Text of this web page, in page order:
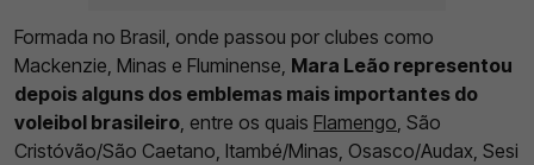
Formada no Brasil, onde passou por clubes como
Mackenzie, Minas e Fluminense, Mara Leão representou
depois alguns dos emblemas mais importantes do
voleibol brasileiro , entre os quais Flamengo , São
Cristóvão/São Caetano, Itambé/Minas, Osasco/Audax, Sesi